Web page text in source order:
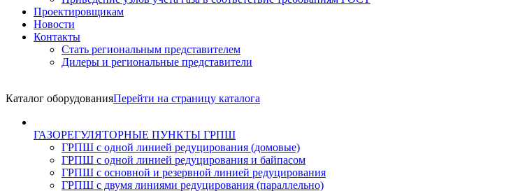
Проектировщикам
Новости
Контакты
Стать региональным представителем
Дилеры и региональные представители
Каталог оборудованияПерейти на страницу каталога
ГАЗОРЕГУЛЯТОРНЫЕ ПУНКТЫ ГРПШ
ГРПШ с одной линией редуцирования (домовые)
ГРПШ c одной линией редуцирования и байпасом
ГРПШ с основной и резервной линией редуцирования
ГРПШ с двумя линиями редуцирования (параллельно)